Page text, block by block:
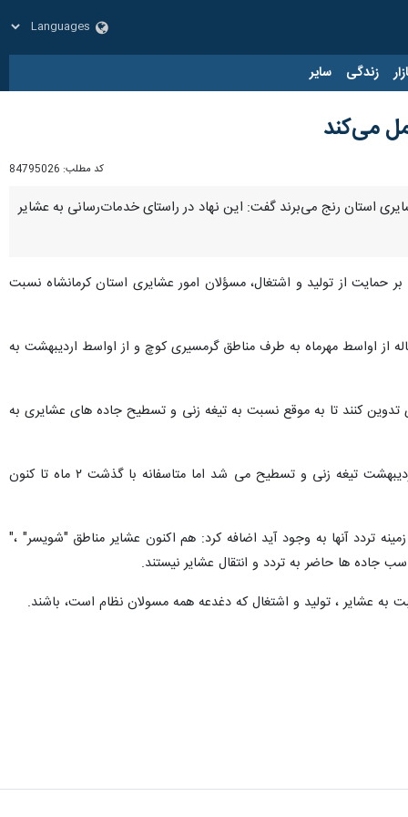
زندگی سایر
می‌کند
کد مطلب: 84795026
استان رنج می‌برند گفت: این نهاد در راستای خدمات‌رسانی به عشایر
حمایت از تولید و اشتغال‌، مسؤلان امور عشایری استان کرمانشاه نسبت
عشایر با بیش از ۲۷ هزار راس دام سبک و سنگین هر ساله از اواسط مهرماه به طرف مناطق گرمسیری کوچ و از اواسط اردیبهشت به
کنند تا به موقع نسبت به تیغه زنی و تسطیح جاده های عشایری به
زامیاد تصریح کرد: در حالی که مسیر دسترسی عشایر به چراگاه‌های مناطق ییلاق باید قبل از آغاز کوچ یعنی اوایل اردیبهشت تیغه زنی و تسطیح می شد اما متاسفانه با گذشت ۲ ماه تا کنون
تردد آنها به وجود آید اضافه کرد: هم اکنون عشایر مناطق "شویسر" ،"
جاده ها حاضر به تردد و انتقال عشایر نیستند.
به عشایر ، تولید و اشتغال‌ که دغدعه همه مسولان نظام است، باشند.